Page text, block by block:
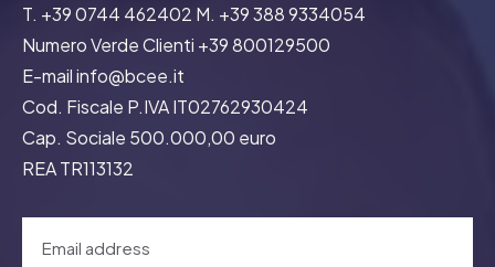
T. +39 0744 462402 M. +39 388 9334054
Numero Verde Clienti +39 800129500
E-mail info@bcee.it
Cod. Fiscale P.IVA IT02762930424
Cap. Sociale 500.000,00 euro
REA TR113132